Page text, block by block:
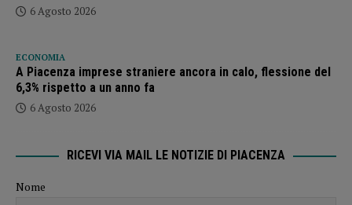
6 Agosto 2026
ECONOMIA
A Piacenza imprese straniere ancora in calo, flessione del
6,3% rispetto a un anno fa
6 Agosto 2026
RICEVI VIA MAIL LE NOTIZIE DI PIACENZA
Nome